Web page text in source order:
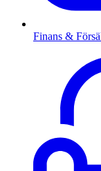
Finans &